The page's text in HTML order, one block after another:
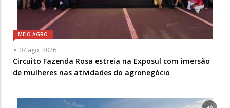
MEIO AGRO
07 ago, 2026
Circuito Fazenda Rosa estreia na Exposul com imersão
de mulheres nas atividades do agronegócio